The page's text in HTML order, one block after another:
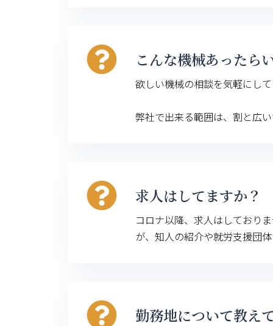
こんな機械あったら
欲しい機械の相談を気軽にし
弊社で出来る範囲は、割と広
求人はしてますか？
コロナ以降、求人はしており
が、知人の紹介や就労支援団
勤務地について教え